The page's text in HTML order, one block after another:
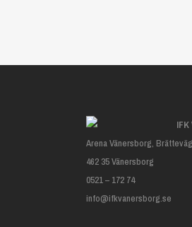
Arena Vänersborg,
462 35 Vänersborg
0521 – 172 74
info@ifkvanersborg.se